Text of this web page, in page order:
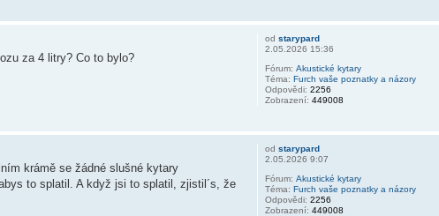
odstarypard
2.05.2026 15:36
Fórum:Akustické kytary
Téma:Furch vaše poznatky a názory
Odpovědi:2256
Zobrazení:449008
za 4 litry? Co to bylo?
odstarypard
2.05.2026 9:07
Fórum:Akustické kytary
Téma:Furch vaše poznatky a názory
Odpovědi:2256
Zobrazení:449008
krámě se žádné slušné kytary
to splatil. A když jsi to splatil, zjistil´s, že